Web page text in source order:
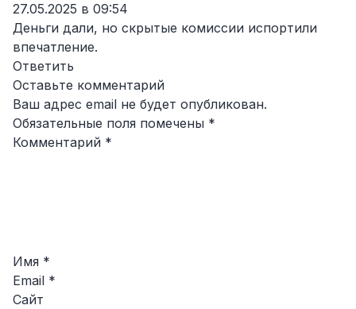
27.05.2025 в 09:54
Деньги дали, но скрытые комиссии испортили
впечатление.
Ответить
Оставьте комментарий
Ваш адрес email не будет опубликован.
Обязательные поля помечены *
Комментарий *
Имя *
Email *
Сайт